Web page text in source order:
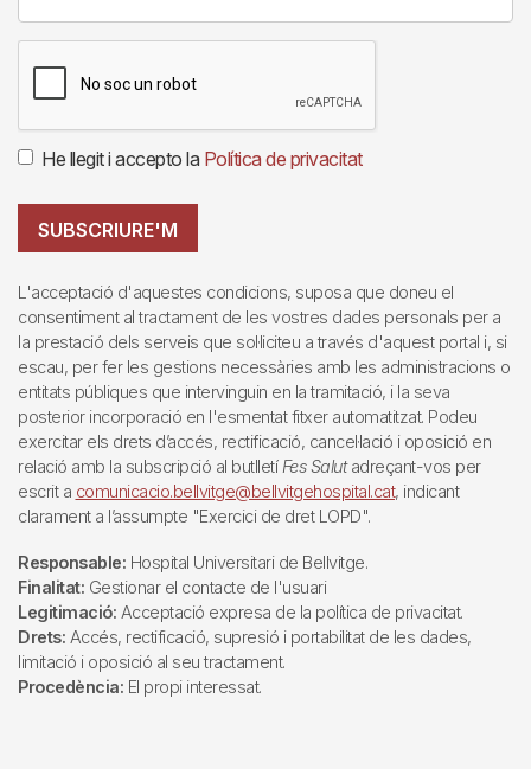
He llegit i accepto la Política de privacitat
SUBSCRIURE'M
L'acceptació d'aquestes condicions, suposa que doneu el
consentiment al tractament de les vostres dades personals per a
la prestació dels serveis que sol·liciteu a través d'aquest portal i, si
escau, per fer les gestions necessàries amb les administracions o
entitats públiques que intervinguin en la tramitació, i la seva
posterior incorporació en l'esmentat fitxer automatitzat. Podeu
exercitar els drets d’accés, rectificació, cancel·lació i oposició en
relació amb la subscripció al butlletí Fes Salutadreçant-vos per
escrit a comunicacio.bellvitge@bellvitgehospital.cat, indicant
clarament a l’assumpte "Exercici de dret LOPD".
Responsable: Hospital Universitari de Bellvitge.
Finalitat: Gestionar el contacte de l'usuari
Legitimació: Acceptació expresa de la política de privacitat.
Drets: Accés, rectificació, supresió i portabilitat de les dades,
limitació i oposició al seu tractament.
Procedència: El propi interessat.